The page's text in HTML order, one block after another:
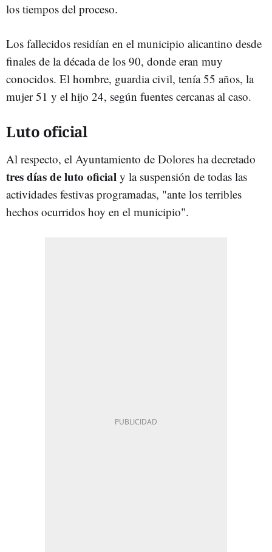
los tiempos del proceso.
Los fallecidos residían en el municipio alicantino desde
finales de la década de los 90, donde eran muy
conocidos. El hombre, guardia civil, tenía 55 años, la
mujer 51 y el hijo 24, según fuentes cercanas al caso.
Luto oficial
Al respecto, el Ayuntamiento de Dolores ha decretado
tres días de luto oficial y la suspensión de todas las
actividades festivas programadas, "ante los terribles
hechos ocurridos hoy en el municipio".